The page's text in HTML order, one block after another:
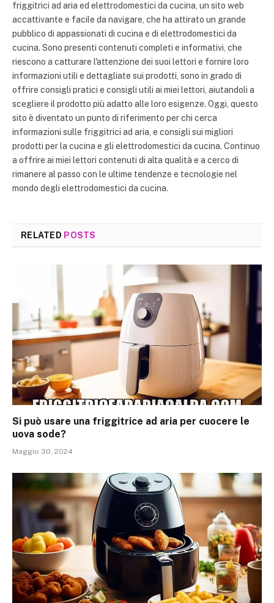
friggitrici ad aria ed elettrodomestici da cucina, un sito web
accattivante e facile da navigare, che ha attirato un grande
pubblico di appassionati di cucina e di elettrodomestici da
cucina. Sono presenti contenuti completi e informativi, che
riescono a catturare l'attenzione dei suoi lettori e fornire loro
informazioni utili e dettagliate sui prodotti, sono in grado di
offrire consigli pratici e consigli utili ai miei lettori, aiutandoli a
scegliere il prodotto più adatto alle loro esigenze. Oggi, questo
sito è diventato un punto di riferimento per chi cerca
informazioni sulle friggitrici ad aria, e consigli sui migliori
prodotti per la cucina e gli elettrodomestici da cucina. Continuo
a offrire ai miei lettori contenuti di alta qualità e a cerco di
rimanere al passo con le ultime tendenze e tecnologie nel
mondo degli elettrodomestici da cucina.
RELATED POSTS
Si può usare una friggitrice ad aria per cuocere le
uova sode?
Maggio 30, 2024